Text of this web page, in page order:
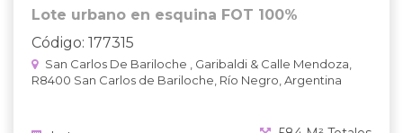
Lote urbano en esquina FOT 100%
Código: 177315
San Carlos De Bariloche , Garibaldi & Calle Mendoza,
R8400 San Carlos de Bariloche, Río Negro, Argentina